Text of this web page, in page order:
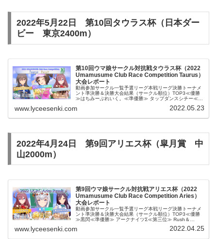
2022年5月22日 第10回タウラス杯（日本ダー
ビー 東京2400m）
第10回ウマ娘サークル対抗戦タウラス杯（2022
Umamusume Club Race Competition Taurus）
大会レポート
動画参加サークル一覧予選リーグ本戦リーグ決勝トーナメ
ント準決勝＆決勝大会結果（サークル順位）TOP3≪優勝
≫はちみーぶれいく。≪準優勝≫ タップダンスシチー≪第
牧場スカイシンボルMi...
www.lyceesenki.com 2022.05.23
2022年4月24日 第9回アリエス杯（皐月賞 中
山2000m）
第9回ウマ娘サークル対抗戦アリエス杯（2022
Umamusume Club Race Competition Aries）
大会レポート
動画参加サークル一覧予選リーグ本戦リーグ決勝トーナメ
ント準決勝＆決勝大会結果（サークル順位）TOP3≪優勝
≫黒閃≪準優勝≫ アークナイツΣ≪第三位≫ Rush＆
スカイシンボルドルフ...
www.lyceesenki.com 2022.04.25